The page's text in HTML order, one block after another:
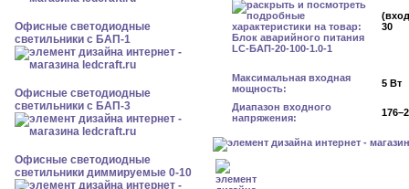
Офисные светодиодные
светильники с БАП-1
Офисные светодиодные
светильники с БАП-3
Офисные светодиодные
светильники диммируемые 0-10
30
Максимальная входная
мощность:
5 Вт
Диапазон входного
напряжения: